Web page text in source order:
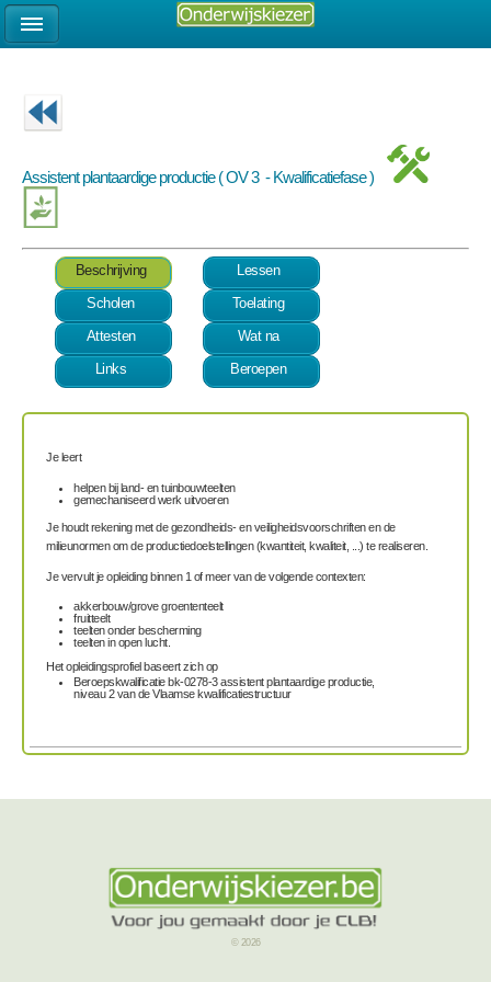
Assistent plantaardige productie ( OV 3 - Kwalificatiefase )
Beschrijving
Lessen
Scholen
Toelating
Attesten
Wat na
Links
Beroepen
Je leert
helpen bij land- en tuinbouwteelten
gemechaniseerd werk uitvoeren
Je houdt rekening met de gezondheids- en veiligheidsvoorschriften en de
milieunormen om de productiedoelstellingen (kwantiteit, kwaliteit, ...) te realiseren.
Je vervult je opleiding binnen 1 of meer van de volgende contexten:
akkerbouw/grove groententeelt
fruitteelt
teelten onder bescherming
teelten in open lucht.
Het opleidingsprofiel baseert zich op
Beroepskwalificatie bk-0278-3 assistent plantaardige productie,
niveau 2 van de Vlaamse kwalificatiestructuur
© 2026